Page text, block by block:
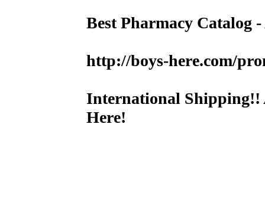
Best Pharmacy Catalog -
http://boys-here.com/
International Shipping!!
Here!